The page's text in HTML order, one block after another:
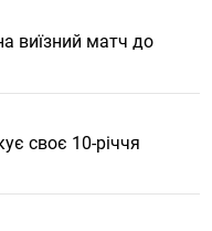
виїзний матч до
своє 10-річчя